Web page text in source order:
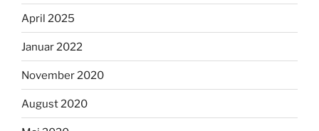
April 2025
Januar 2022
November 2020
August 2020